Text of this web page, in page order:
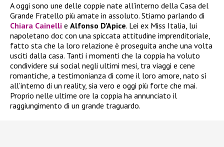
A oggi sono une delle coppie nate all’interno della Casa del
Grande Fratello più amate in assoluto. Stiamo parlando di
Chiara Cainelli e Alfonso D’Apice. Lei ex Miss Italia, lui
napoletano doc con una spiccata attitudine imprenditoriale,
fatto sta che la loro relazione è proseguita anche una volta
usciti dalla casa. Tanti i momenti che la coppia ha voluto
condividere sui social negli ultimi mesi, tra viaggi e cene
romantiche, a testimonianza di come il loro amore, nato sì
all’interno di un reality, sia vero e oggi più forte che mai.
Proprio nelle ultime ore la coppia ha annunciato il
raggiungimento di un grande traguardo.